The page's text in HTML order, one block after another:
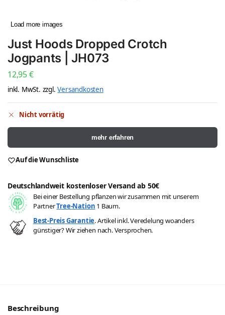
Load more images
Just Hoods Dropped Crotch
Jogpants | JH073
12,95€
inkl. MwSt. zzgl.Versandkosten
Nicht vorrätig
mehr erfahren
Auf die Wunschliste
Deutschlandweit kostenloser Versand ab 50€
Bei einer Bestellung pflanzen wir zusammen mit unserem
PartnerTree-Nation 1 Baum.
Best-Preis Garantie. Artikel inkl. Veredelung woanders
günstiger? Wir ziehen nach. Versprochen.
Beschreibung